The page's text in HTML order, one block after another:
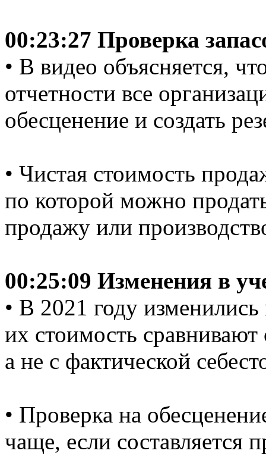
00:23:27 Проверка
• В видео объясняется,
отчетности все
обесценение и создать
• Чистая стоимость
по которой можно
продажу или
00:25:09 Изменения в
• В 2021 году изменились
их стоимость
а не с фактической
• Проверка на
чаще, если составляется